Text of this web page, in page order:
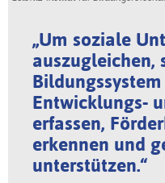
„Um soziale
auszugleichen,
Entwicklungs-
erfassen,
erkennen und
unterstützen.“